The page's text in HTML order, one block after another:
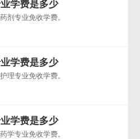
学费是多少
剂专业免收学费。
学费是多少
理专业免收学费。
学费是多少
学专业免收学费。